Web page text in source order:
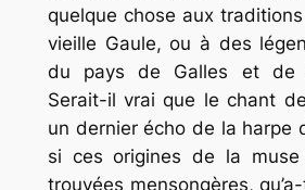
quelque chose aux
vieille Gaule, ou à des
du pays de Galles et de
Serait-il vrai que le chant
un dernier écho de la harpe
si ces origines de la muse
trouvées mensongères,